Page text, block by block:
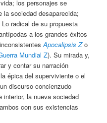
los personajes se
la sociedad desaparecida;
radical de su propuesta
a los grandes éxitos
Apocalipsis Zo
Mundial Z). Su mirada y,
y contar su narración
épica del superviviente o el
discurso concienzudo
interior, la nueva sociedad
con sus existencias